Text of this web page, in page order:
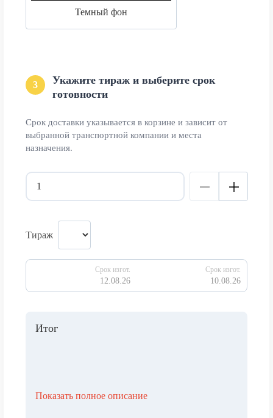
Темный фон
3
Укажите тираж и выберите срок
готовности
Срок доставки указывается в корзине и зависит от
выбранной транспортной компании и места
назначения.
Тираж
Срок изгот.
12.08.26
Срок изгот.
10.08.26
Итог
Показать полное описание